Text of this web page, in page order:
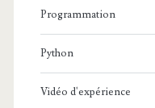
Programmation
Python
Vidéo d'expérience